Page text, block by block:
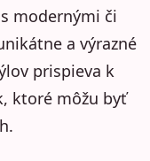
modernými či
a výrazné
prispieva k
ktoré môžu byť